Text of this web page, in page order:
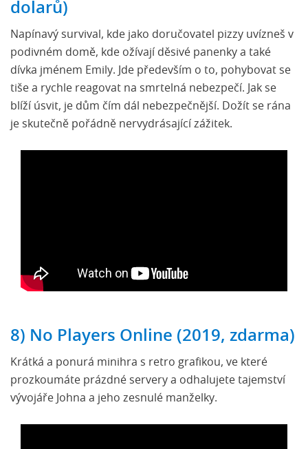
dolarů)
Napínavý survival, kde jako doručovatel pizzy uvízneš v
podivném domě, kde ožívají děsivé panenky a také
dívka jménem Emily. Jde především o to, pohybovat se
tiše a rychle reagovat na smrtelná nebezpečí. Jak se
blíží úsvit, je dům čím dál nebezpečnější. Dožít se rána
je skutečně pořádně nervydrásající zážitek.
8) No Players Online (2019, zdarma)
Krátká a ponurá minihra s retro grafikou, ve které
prozkoumáte prázdné servery a odhalujete tajemství
vývojáře Johna a jeho zesnulé manželky.